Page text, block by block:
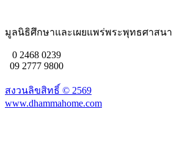
มูลนิธิศึกษาและเผยแพร่พระพุทธศาสนา
0 2468 0239
09 2777 9800
สงวนลิขสิทธิ์ © 2569
www.dhammahome.com